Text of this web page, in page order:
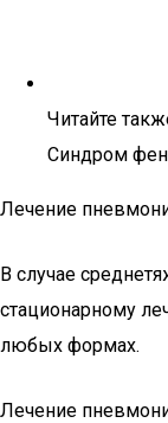
Читайте
Синдром
Лечение
В случае
стационарному
любых формах.
Лечение